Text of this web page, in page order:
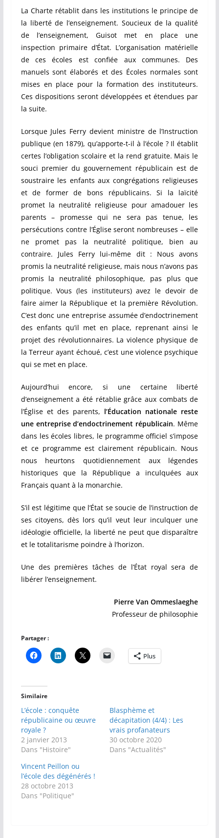
La Charte rétablit dans les institutions le principe de
la liberté de l’enseignement. Soucieux de la qualité
de l’enseignement, Guisot met en place une
inspection primaire d’État. L’organisation matérielle
de ces écoles est confiée aux communes. Des
manuels sont élaborés et des Écoles normales sont
mises en place pour la formation des instituteurs.
Ces dispositions seront développées et étendues par
la suite.
Lorsque Jules Ferry devient ministre de l’Instruction
publique (en 1879), qu’apporte-t-il à l’école ? Il établit
certes l’obligation scolaire et la rend gratuite. Mais le
souci premier du gouvernement républicain est de
soustraire les enfants aux congrégations religieuses
et de former de bons républicains. Si la laïcité
promet la neutralité religieuse pour amadouer les
parents – promesse qui ne sera pas tenue, les
persécutions contre l’Église seront nombreuses – elle
ne promet pas la neutralité politique, bien au
contraire. Jules Ferry lui-même dit : Nous avons
promis la neutralité religieuse, mais nous n’avons pas
promis la neutralité philosophique, pas plus que
politique. Vous (les instituteurs) avez le devoir de
faire aimer la République et la première Révolution.
C’est donc une entreprise assumée d’endoctrinement
des enfants qu’il met en place, reprenant ainsi le
projet des révolutionnaires. La violence physique de
la Terreur ayant échoué, c’est une violence psychique
qui se met en place.
Aujourd’hui encore, si une certaine liberté
d’enseignement a été rétablie grâce aux combats de
l’Église et des parents, l’Éducation nationale reste
une entreprise d’endoctrinement républicain. Même
dans les écoles libres, le programme officiel s’impose
et ce programme est clairement républicain. Nous
nous heurtons quotidiennement aux légendes
historiques que la République a inculquées aux
Français quant à la monarchie.
S’il est légitime que l’État se soucie de l’instruction de
ses citoyens, dès lors qu’il veut leur inculquer une
idéologie officielle, la liberté ne peut que disparaître
et le totalitarisme poindre à l’horizon.
Une des premières tâches de l’État royal sera de
libérer l’enseignement.
Pierre Van Ommeslaeghe
Professeur de philosophie
Partager :
Plus
Similaire
L’école : conquête
républicaine ou œuvre
royale ?
2 janvier 2013
Dans "Histoire"
Blasphème et
décapitation (4/4) : Les
vrais profanateurs
30 octobre 2020
Dans "Actualités"
Vincent Peillon ou
l’école des dégénérés !
28 octobre 2013
Dans "Politique"